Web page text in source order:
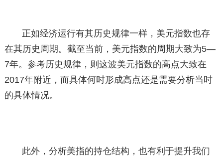
正如经济运行有其历史规律一样，美元指数也存
在其历史周期。截至当前，美元指数的周期大致为5—
7年。参考历史规律，则这波美元指数的高点大致在
2017年附近，而具体何时形成高点还是需要分析当时
的具体情况。
此外，分析美指的持仓结构，也有利于提升我们